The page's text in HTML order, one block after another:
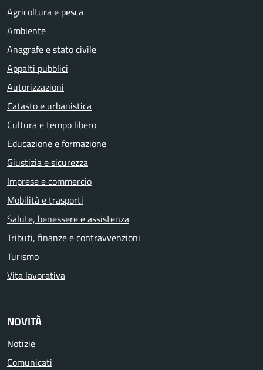
Agricoltura e pesca
Ambiente
Anagrafe e stato civile
Appalti pubblici
Autorizzazioni
Catasto e urbanistica
Cultura e tempo libero
Educazione e formazione
Giustizia e sicurezza
Imprese e commercio
Mobilità e trasporti
Salute, benessere e assistenza
Tributi, finanze e contravvenzioni
Turismo
Vita lavorativa
NOVITÀ
Notizie
Comunicati